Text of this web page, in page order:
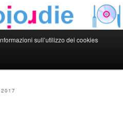
sull’utilizzo dei cookies